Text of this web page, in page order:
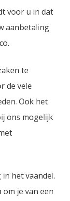
voor u in dat
aanbetaling
te
de vele
Ook het
ons mogelijk
het vaandel.
om je van een